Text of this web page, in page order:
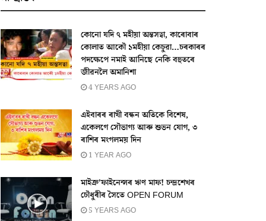
কোনো যদি ৭ মহীয়া অন্তসত্বা, কাৰোবাৰ
কোলাত আকৌ ১মহীয়া কেচুৱা…চৰকাৰৰ
পদক্ষেপে নমাই আনিছে নেকি বহুতৰে
জীৱনলৈ অমানিশা
4 YEARS AGO
এইবাৰৰ ৰাখী বন্ধন অতিকে বিশেষ,
একেলগে সৌভাগ্য আৰু শুভন যোগ, ৩
ৰাশিৰ মংগলময় দিন
1 YEAR AGO
মাইক্ৰ’ফাইনেন্সৰ ঋণ মাফ! চন্দ্ৰশেখৰ
চৌধুৰীৰ সৈতে OPEN FORUM
5 YEARS AGO